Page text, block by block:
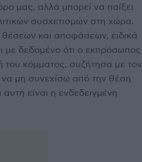
μας, αλλά μπορεί να παίξει
συσχετισμών στη χώρα.
και αποφάσεων, ειδικά
με δεδομένο ότι ο εκπρόσωπος
του κόμματος, συζήτησα με τον
μη συνεχίσω από την θέση
είναι η ενδεδειγμένη